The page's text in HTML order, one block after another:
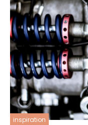
inspiration